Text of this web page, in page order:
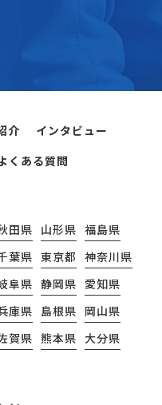
介
インタビュー
くある質問
田県 山形県 福島県
葉県 東京都 神奈川県
阜県 静岡県 愛知県
庫県 島根県 岡山県
賀県 熊本県 大分県